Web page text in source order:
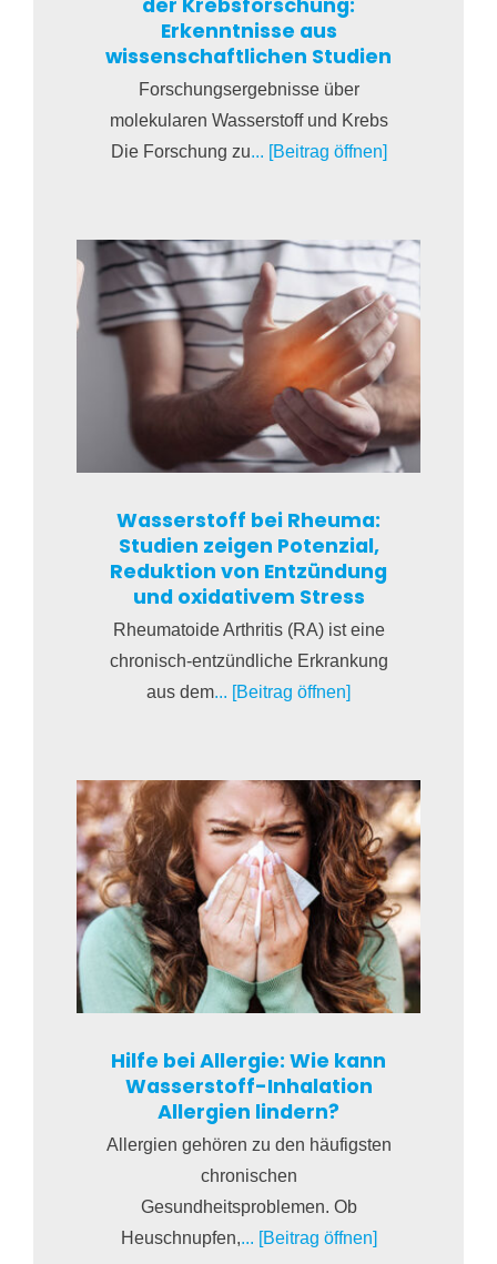
Erkenntnisse aus
wissenschaftlichen Studien
Forschungsergebnisse über
molekularen Wasserstoff und Krebs
Die Forschung zu... [Beitrag öffnen]
Wasserstoff bei Rheuma:
Studien zeigen Potenzial,
Reduktion von Entzündung
und oxidativem Stress
Rheumatoide Arthritis (RA) ist eine
chronisch-entzündliche Erkrankung
aus dem... [Beitrag öffnen]
Hilfe bei Allergie: Wie kann
Wasserstoff-Inhalation
Allergien lindern?
Allergien gehören zu den häufigsten
chronischen
Gesundheitsproblemen. Ob
Heuschnupfen,... [Beitrag öffnen]